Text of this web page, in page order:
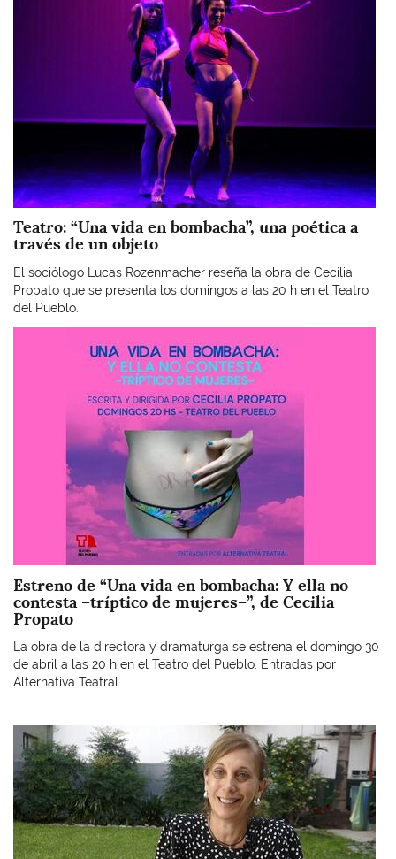
Teatro: “Una vida en bombacha”, una poética a
través de un objeto
El sociólogo Lucas Rozenmacher reseña la obra de Cecilia
Propato que se presenta los domingos a las 20 h en el Teatro
del Pueblo.
Estreno de “Una vida en bombacha: Y ella no
contesta –tríptico de mujeres–”, de Cecilia
Propato
La obra de la directora y dramaturga se estrena el domingo 30
de abril a las 20 h en el Teatro del Pueblo. Entradas por
Alternativa Teatral.
Imagen